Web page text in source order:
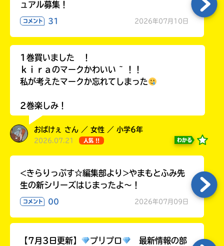
ュアル募集！
コメント 31 2026年07月10日
1巻買いました ！
ｋｉｒａのマークかわいい ~ ！！
私が考えたマークか忘れてしまった
2巻楽しみ！
おばけぇ さん ／ 女性 ／ 小学6年
2026.07.21 人気 !! わかる
<きらりっぷす☆編集部より>やまもとふみ先
生の新シリーズはじまったよ～！
コメント 00 2026年07月09日
【7月3日更新】 プリプロ
最新情報の部